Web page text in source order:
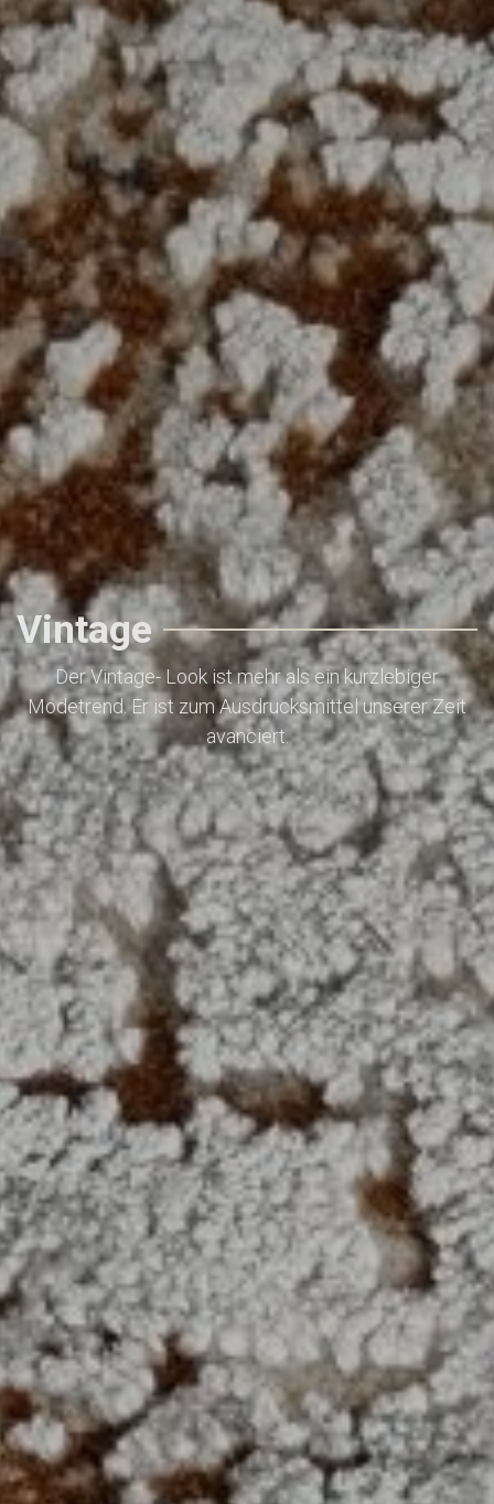
Vintage
Der Vintage- Look ist mehr als ein kurzlebiger
Modetrend. Er ist zum Ausdrucksmittel unserer Zeit
avanciert.